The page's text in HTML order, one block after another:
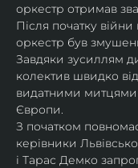
оркестр отримав
Після початку війни
оркестр був
Завдяки зусиллям
колектив швидко
видатними митцями
Європи.
З початком
керівники
і Тарас Демко